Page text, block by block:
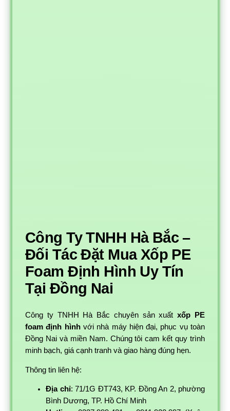
Công Ty TNHH Hà Bắc –
Đối Tác Đặt Mua Xốp PE
Foam Định Hình Uy Tín
Tại Đồng Nai
Công ty TNHH Hà Bắc chuyên sản xuấtxốp PE
foam định hìnhvới nhà máy hiện đại, phục vụ toàn
Đồng Nai và miền Nam. Chúng tôi cam kết quy trình
minh bạch, giá cạnh tranh và giao hàng đúng hẹn.
Thông tin liên hệ:
Địa chỉ: 71/1G ĐT743, KP. Đồng An 2, phường
Bình Dương, TP. Hồ Chí Minh